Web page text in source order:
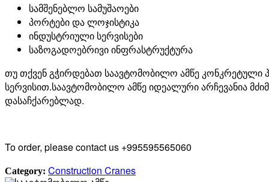
სამშენებლო სამუშაოები
პორტებიდალოჯისტიკა
ინდუსტრიული სერვისები
საზოგადოებრივიინფრასტრუქტურა
თუთქვენგჭირდებათ საავტომობილო ამწე კონკრეტული
სერვისით.საავტომობილო ამწეიდეალურიარჩევანია
დასაჩქარებლად.
To order, please contact us +995595565060
Category: Construction Cranes